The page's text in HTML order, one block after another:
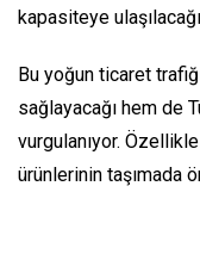
kapasiteye
Bu yoğun ticaret
sağlayacağı hem de
vurgulanıyor.
ürünlerinin taşımada